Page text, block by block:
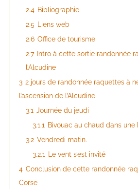
2.4 Bibliographie
2.5 Liens web
2.6 Office de tourisme
2.7
Intro à cette sortie randonnée
l’Alcudine
3 2 jours de randonnée raquettes à
l’ascension de l’Alcudine
3.1 Journée du jeudi
3.1.1 Bivouac au chaud dans une
3.2 Vendredi matin.
3.2.1 Le vent s’est invité
4 Conclusion de cette randonnée
Corse